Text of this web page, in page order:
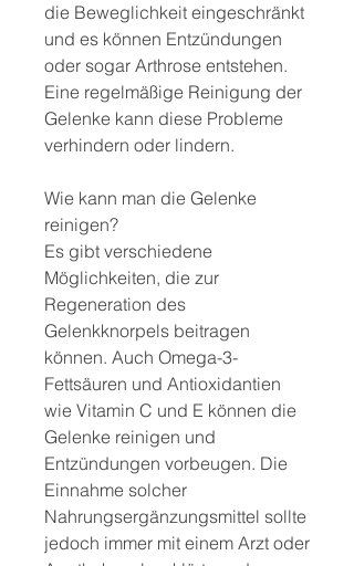
die Beweglichkeit eingeschränkt
und es können Entzündungen
oder sogar Arthrose entstehen.
Eine regelmäßige Reinigung der
Gelenke kann diese Probleme
verhindern oder lindern.
Wie kann man die Gelenke
reinigen?
Es gibt verschiedene
Möglichkeiten, die zur
Regeneration des
Gelenkknorpels beitragen
können. Auch Omega-3-
Fettsäuren und Antioxidantien
wie Vitamin C und E können die
Gelenke reinigen und
Entzündungen vorbeugen. Die
Einnahme solcher
Nahrungsergänzungsmittel sollte
jedoch immer mit einem Arzt oder